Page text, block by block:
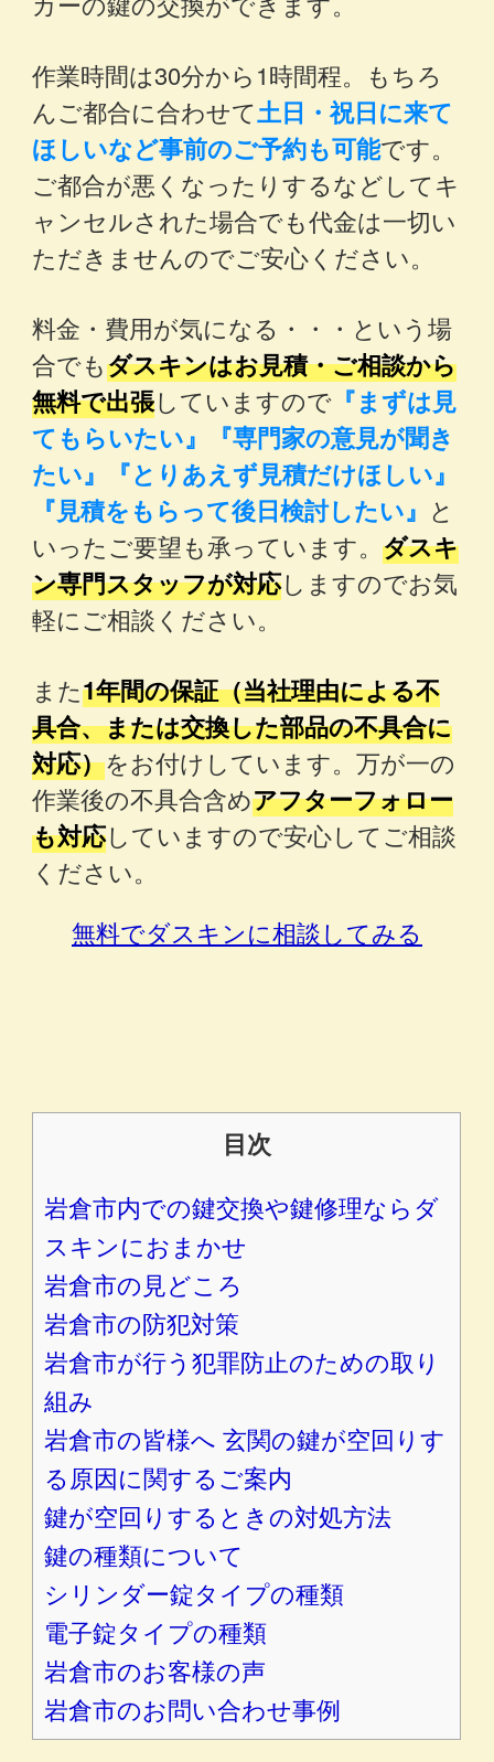
作業時間は30分から1時間程。もちろ
んご都合に合わせて土日・祝日に来て
ほしいなど事前のご予約も可能です。
ご都合が悪くなったりするなどしてキ
ャンセルされた場合でも代金は一切い
ただきませんのでご安心ください。
料金・費用が気になる・・・という場
合でもダスキンはお見積・ご相談から
無料で出張していますので 『まずは見
てもらいたい』『専門家の意見が聞き
たい』『とりあえず見積だけほしい』
『見積をもらって後日検討したい』 と
いったご要望も承っています。ダスキ
ン専門スタッフが対応しますのでお気
軽にご相談ください。
また1年間の保証（当社理由による不
具合、または交換した部品の不具合に
対応）をお付けしています。万が一の
作業後の不具合含めアフターフォロー
も対応していますので安心してご相談
ください。
無料でダスキンに相談してみる
目次
岩倉市内での鍵交換や鍵修理ならダ
スキンにおまかせ
岩倉市の見どころ
岩倉市の防犯対策
岩倉市が行う犯罪防止のための取り
組み
岩倉市の皆様へ 玄関の鍵が空回りす
る原因に関するご案内
鍵が空回りするときの対処方法
鍵の種類について
シリンダー錠タイプの種類
電子錠タイプの種類
岩倉市のお客様の声
岩倉市のお問い合わせ事例